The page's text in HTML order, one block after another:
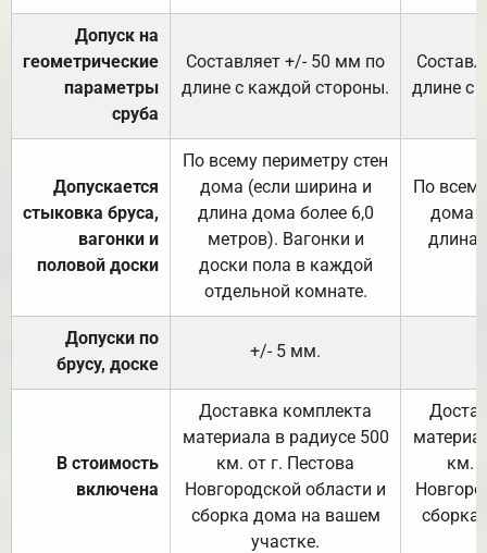
Допуск на
геометрические
параметры
сруба
Составляет +/- 50 мм по
длине с каждой стороны.
длине с
Допускается
стыковка бруса,
вагонки и
половой доски
По всему периметру стен
дома (если ширина и
длина дома более 6,0
метров). Вагонки и
доски пола в каждой
отдельной комнате.
По
дома
длина
Допуски по
брусу, доске
+/- 5 мм.
В стоимость
включена
Доставка комплекта
материала в радиусе 500
км. от г. Пестова
Новгородской области и
сборка дома на вашем
участке.
км.